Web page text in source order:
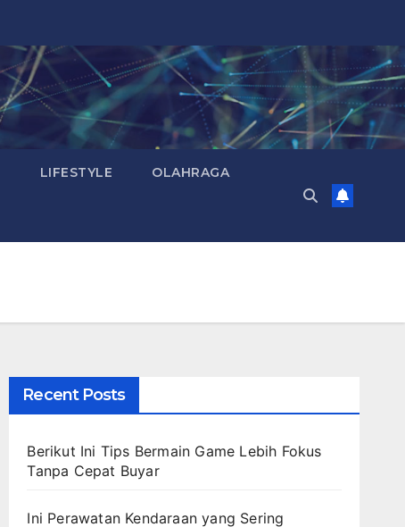
LIFESTYLE OLAHRAGA
Recent Posts
Berikut Ini Tips Bermain Game Lebih Fokus
Tanpa Cepat Buyar
Ini Perawatan Kendaraan yang Sering